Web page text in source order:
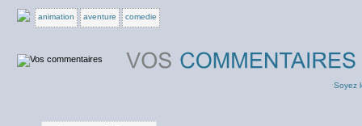
animation aventure comedie
Soyez